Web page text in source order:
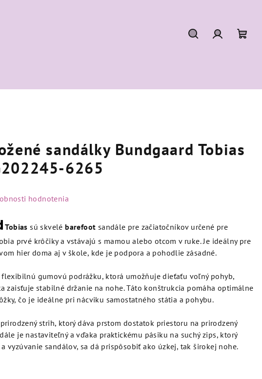
sandálky Bundgaard Tobias
6265
hodnotenia
Tobias sú skvelé barefoot sandále pre začiatočníkov určené pre
prvé krôčiky a vstávajú s mamou alebo otcom v ruke. Je ideálny pre
hier doma aj v škole, kde je podpora a pohodlie zásadné.
flexibilnú gumovú podrážku, ktorá umožňuje dieťaťu voľný pohyb,
zaisťuje stabilné držanie na nohe. Táto konštrukcia pomáha optimálne
čo je ideálne pri nácviku samostatného státia a pohybu.
strih, ktorý dáva prstom dostatok priestoru na prirodzený
je nastaviteľný a vďaka praktickému pásiku na suchý zips, ktorý
vyzúvanie sandálov, sa dá prispôsobiť ako úzkej, tak širokej nohe.